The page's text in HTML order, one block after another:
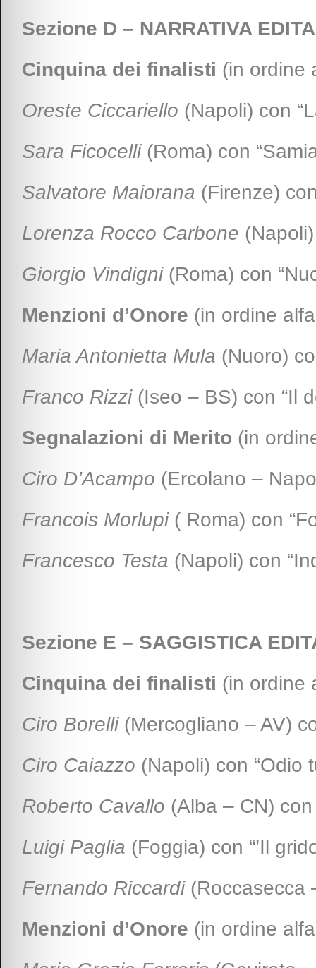
Sezione D – NARRATIVA EDITA
Cinquina dei finalisti (in ordine
Oreste Ciccariello (Napoli) con
Sara Ficocelli(Roma) con
Salvatore Maiorana (Firenze)
Lorenza Rocco Carbone
Giorgio Vindigni (Roma) con
Menzioni d’Onore (in ordine
Maria Antonietta Mula (Nuoro)
Franco Rizzi (Iseo – BS) con “Il
Segnalazioni di Merito (in
Ciro D’Acampo (Ercolano –
Francois Morlupi( Roma) con
Francesco Testa (Napoli) con
Sezione E – SAGGISTICA
Cinquina dei finalisti (in ordine
Ciro Borelli (Mercogliano – AV)
Ciro Caiazzo (Napoli) con “Odio
Roberto Cavallo (Alba – CN) con
Luigi Paglia (Foggia) con “’Il
Fernando Riccardi (Roccasecca
Menzioni d’Onore (in ordine